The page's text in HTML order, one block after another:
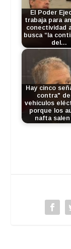
El Poder
trabaja para
conectividad
busca “la
del…
Hay cinco
contra"
vehículos
porque los
nafta